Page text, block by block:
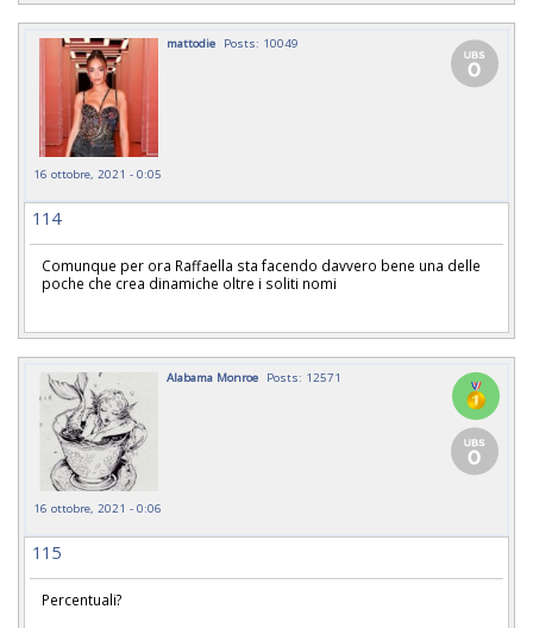
mattodie Posts: 10049
16 ottobre, 2021 - 0:05
114
Comunque per ora Raffaella sta facendo davvero bene una delle
poche che crea dinamiche oltre i soliti nomi
Alabama Monroe Posts: 12571
16 ottobre, 2021 - 0:06
115
Percentuali?